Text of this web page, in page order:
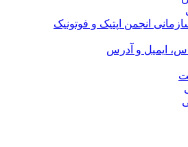
انجمن اپتیک و فوتونیک
ایمیل و آدرس